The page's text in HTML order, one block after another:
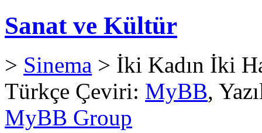
Sanat ve Kültür
> Sinema > İki Kadın İki
Türkçe Çeviri: MyBB,
MyBB Group